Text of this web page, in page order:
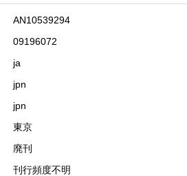
AN10539294
09196072
ja
jpn
jpn
東京
廃刊
刊行頻度不明